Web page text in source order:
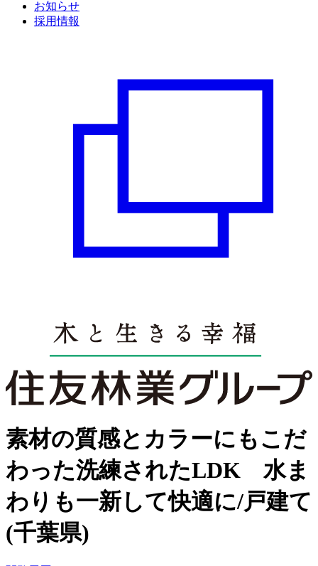
お知らせ
採用情報
素材の質感とカラーにもこだ
わった洗練されたLDK 水ま
わりも一新して快適に/戸建て
(千葉県)